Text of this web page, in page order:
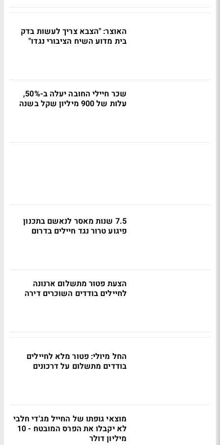
האוצר: "הצבא צריך לעשות בדק
בית מדוע השיח הציבורי נגדו"
שכר חיילי החובה יעלה ב-50%,
עלות של 900 מיליון שקל בשנה
7.5 שנות מאסר לנאשם בתכנון
פיגוע טרור נגד חיילים בדרום
הצעת פטור מתשלום ארנונה
לחיילים בודדים השוכרים דירה
החל מיולי: פטור מלא לחיילים
בודדים מתשלום על דרכונים
מוצאי גופתו של החייל מג'די חלבי
לא יקבלו את הפרס המובטח - 10
מיליון דולר